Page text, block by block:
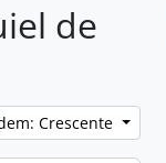
de
Crescente